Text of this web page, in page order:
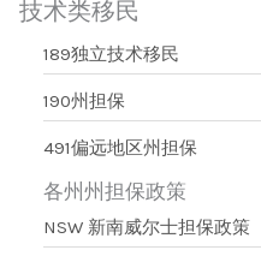
技术类移民
189独立技术移民
190州担保
491偏远地区州担保
各州州担保政策
NSW 新南威尔士担保政策